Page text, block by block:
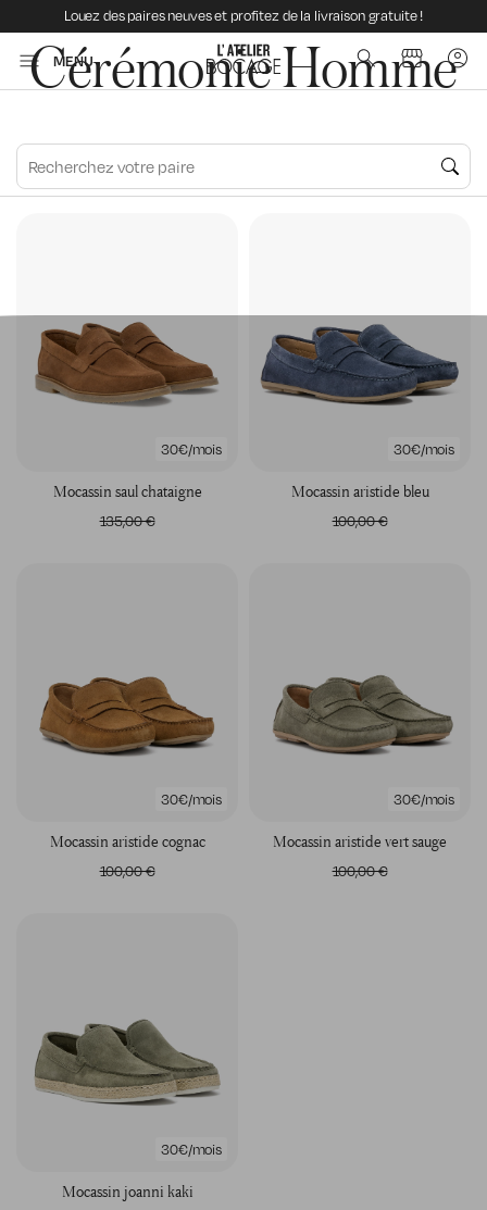
Louez des paires neuves et profitez de la livraison gratuite !
MENU
Cérémonie Homme
30€/mois
mocassin saul chataigne
135,00 €
30€/mois
mocassin aristide bleu
100,00 €
30€/mois
mocassin aristide cognac
100,00 €
30€/mois
mocassin aristide vert sauge
100,00 €
30€/mois
mocassin joanni kaki